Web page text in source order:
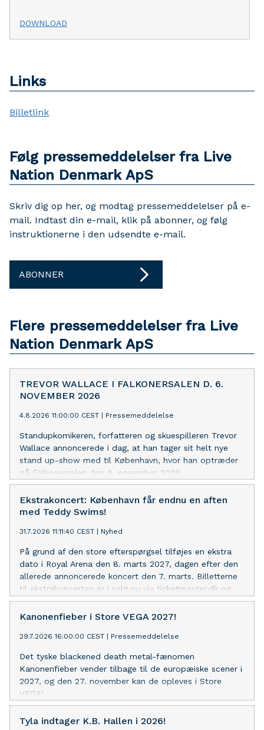
DOWNLOAD
Links
Billetlink
Følg pressemeddelelser fra Live
Nation Denmark ApS
Skriv dig op her, og modtag pressemeddelelser på e-
mail. Indtast din e-mail, klik på abonner, og følg
instruktionerne i den udsendte e-mail.
ABONNER
Flere pressemeddelelser fra Live
Nation Denmark ApS
TREVOR WALLACE I FALKONERSALEN D. 6.
NOVEMBER 2026
4.8.2026 11:00:00 CEST Pressemeddelelse
Standupkomikeren, forfatteren og skuespilleren Trevor
Wallace annoncerede i dag, at han tager sit helt nye
stand up-show med til København, hvor han optræder
på Falkonersalen den 6. november 2026,
Ekstrakoncert: København får endnu en aften
med Teddy Swims!
31.7.2026 11:11:40 CEST Nyhed
På grund af den store efterspørgsel tilføjes en ekstra
dato i Royal Arena den 8. marts 2027, dagen efter den
allerede annoncerede koncert den 7. marts. Billetterne
til ekstrakoncerten er i salg nu via ticketmaster.dk og
livenation.dk
Kanonenfieber i Store VEGA 2027!
29.7.2026 16:00:00 CEST Pressemeddelelse
Det tyske blackened death metal-fænomen
Kanonenfieber vender tilbage til de europæiske scener i
2027, og den 27. november kan de opleves i Store
VEGA!
Tyla indtager K.B. Hallen i 2026!